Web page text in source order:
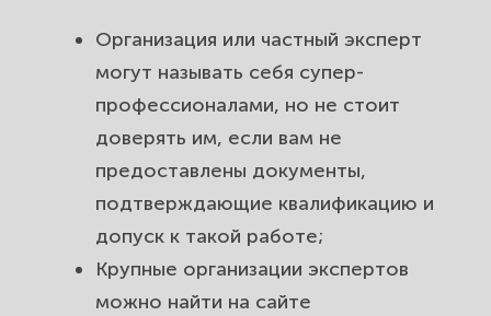
Организация или частный эксперт
могут называть себя супер-
профессионалами, но не стоит
доверять им, если вам не
предоставлены документы,
подтверждающие квалификацию и
допуск к такой работе;
Крупные организации экспертов
можно найти на сайте